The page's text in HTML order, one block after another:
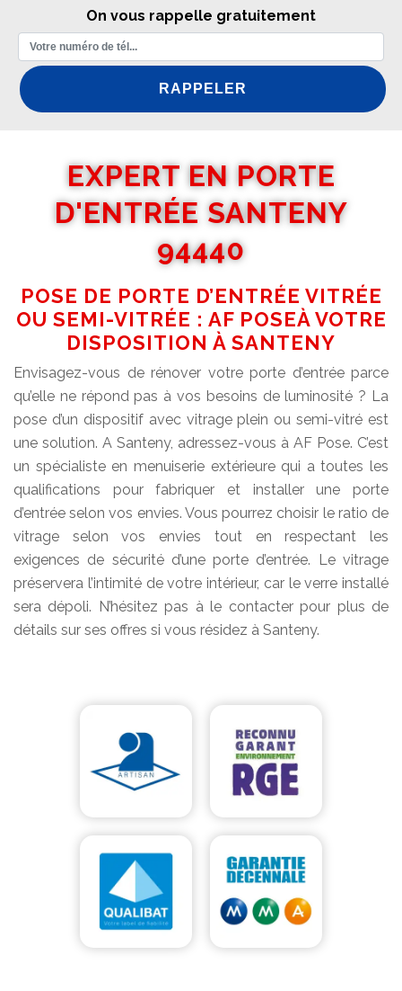
On vous rappelle gratuitement
EXPERT EN PORTE
D'ENTRÉE SANTENY
94440
POSE DE PORTE D’ENTRÉE VITRÉE
OU SEMI-VITRÉE : AF POSEÀ VOTRE
DISPOSITION À SANTENY
Envisagez-vous de rénover votre porte d’entrée parce
qu’elle ne répond pas à vos besoins de luminosité ? La
pose d’un dispositif avec vitrage plein ou semi-vitré est
une solution. A Santeny, adressez-vous à AF Pose. C’est
un spécialiste en menuiserie extérieure qui a toutes les
qualifications pour fabriquer et installer une porte
d’entrée selon vos envies. Vous pourrez choisir le ratio de
vitrage selon vos envies tout en respectant les
exigences de sécurité d’une porte d’entrée. Le vitrage
préservera l’intimité de votre intérieur, car le verre installé
sera dépoli. N’hésitez pas à le contacter pour plus de
détails sur ses offres si vous résidez à Santeny.